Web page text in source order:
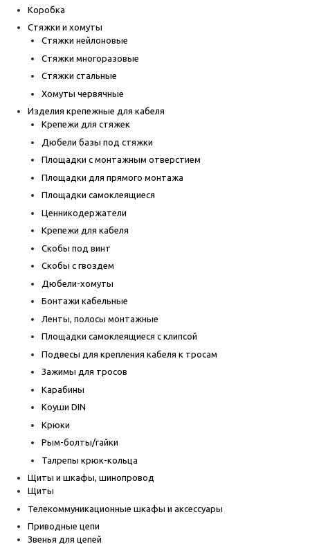
Коробка
Стяжки и хомуты
Стяжки нейлоновые
Стяжки многоразовые
Стяжки стальные
Хомуты червячные
Изделия крепежные для кабеля
Крепежи для стяжек
Дюбели базы под стяжки
Площадки с монтажным отверстием
Площадки для прямого монтажа
Площадки самоклеящиеся
Ценникодержатели
Крепежи для кабеля
Скобы под винт
Скобы с гвоздем
Дюбели-хомуты
Бонтажи кабельные
Ленты, полосы монтажные
Площадки самоклеящиеся с клипсой
Подвесы для крепления кабеля к тросам
Зажимы для тросов
Карабины
Коуши DIN
Крюки
Рым-болты/гайки
Талрепы крюк-кольца
Щиты и шкафы, шинопровод
Щиты
Телекоммуникационные шкафы и аксессуары
Приводные цепи
Звенья для цепей